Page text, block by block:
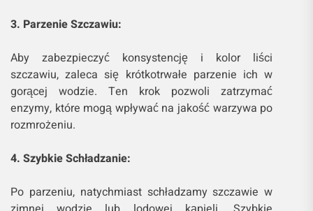
3. Parzenie Szczawiu:
Aby zabezpieczyć konsystencję i kolor liści
szczawiu, zaleca się krótkotrwałe parzenie ich w
gorącej wodzie. Ten krok pozwoli zatrzymać
enzymy, które mogą wpływać na jakość warzywa po
rozmrożeniu.
4. Szybkie Schładzanie:
Po parzeniu, natychmiast schładzamy szczawie w